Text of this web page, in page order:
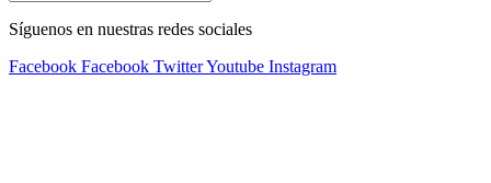
Síguenos en nuestras redes sociales
Facebook Facebook TwitterYoutube Instagram